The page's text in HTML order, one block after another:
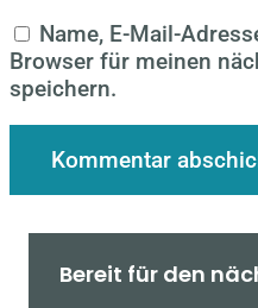
Name, E-Mail-
Browser für meinen
speichern.
Bereit für den